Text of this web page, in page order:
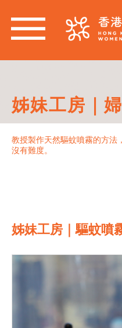
姊妹工房｜
教授製作天然驅蚊噴霧的方法
沒有難度。
姊妹工房｜驅蚊噴